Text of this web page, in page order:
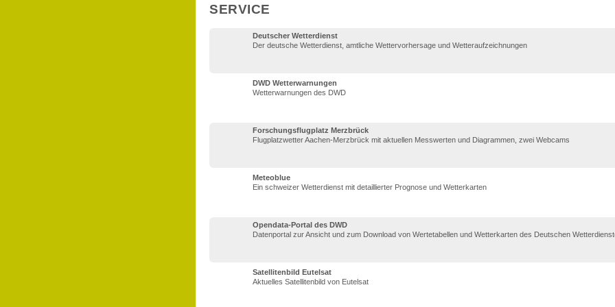
SERVICE
Deutscher Wetterdienst
Der deutsche Wetterdienst, amtliche Wettervorhersage und Wetteraufzeichnungen
DWD Wetterwarnungen
Wetterwarnungen des DWD
Forschungsflugplatz Merzbrück
Flugplatzwetter Aachen-Merzbrück mit aktuellen Messwerten und Diagrammen, zwei Webcams
Meteoblue
Ein schweizer Wetterdienst mit detaillierter Prognose und Wetterkarten
Opendata-Portal des DWD
Datenportal zur Ansicht und zum Download von Wertetabellen und Wetterkarten des Deutschen
Satellitenbild Eutelsat
Aktuelles Satellitenbild von Eutelsat